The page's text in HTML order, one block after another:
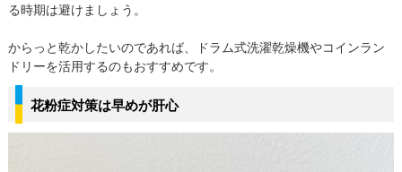
る時期は避けましょう。
からっと乾かしたいのであれば、ドラム式洗濯乾燥機やコインラン
ドリーを活用するのもおすすめです。
花粉症対策は早めが肝心